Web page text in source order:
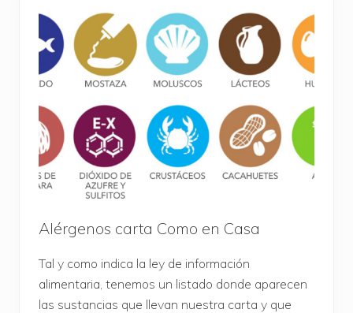
Alérgenos carta Como en Casa
Tal y como indica la ley de información
alimentaria, tenemos un listado donde aparecen
las sustancias que llevan nuestra carta y que